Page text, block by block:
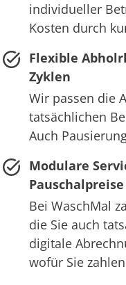
individueller
Kosten durch
Flexible
Zyklen
Wir passen die
tatsächlichen
Auch
Modulare
Pauschalpreise
Bei WaschMal
die Sie auch
digitale
wofür Sie